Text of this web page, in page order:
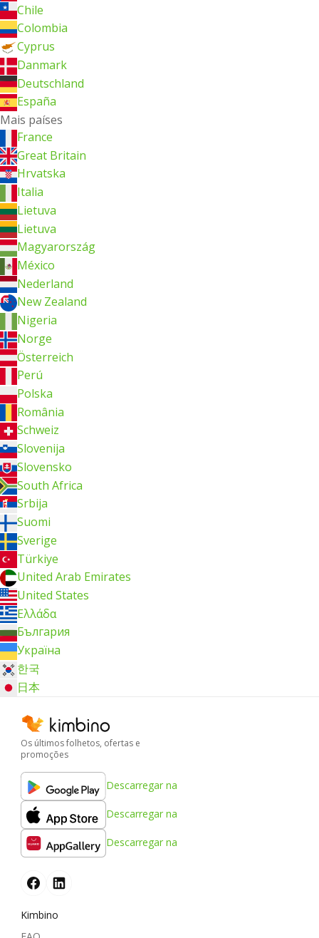
Chile
Colombia
Cyprus
Danmark
Deutschland
España
Mais países
France
Great Britain
Hrvatska
Italia
Lietuva
Lietuva
Magyarország
México
Nederland
New Zealand
Nigeria
Norge
Österreich
Perú
Polska
România
Schweiz
Slovenija
Slovensko
South Africa
Srbija
Suomi
Sverige
Türkiye
United Arab Emirates
United States
Ελλάδα
България
Україна
한국
日本
Os últimos folhetos, ofertas e
promoções
Descarregar na
Descarregar na
Descarregar na
Kimbino